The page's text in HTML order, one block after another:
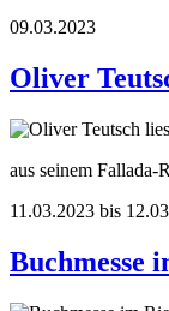
09.03.2023
Oliver
aus seinem
11.03.2023 bis
Buchmesse